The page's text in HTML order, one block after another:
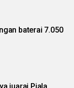
baterai 7.050